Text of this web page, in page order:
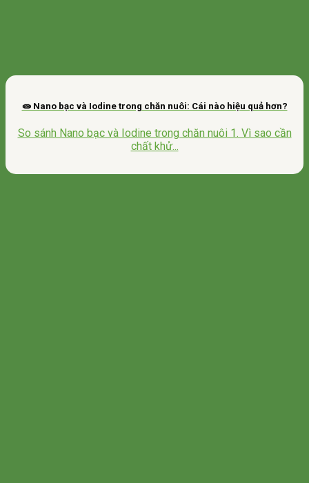
🧫 Nano bạc và Iodine trong chăn nuôi: Cái nào hiệu quả hơn?
So sánh Nano bạc và Iodine trong chăn nuôi 1. Vì sao cần
chất khử...